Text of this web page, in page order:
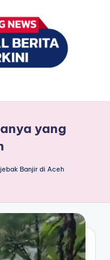
yang
Banjir di Aceh